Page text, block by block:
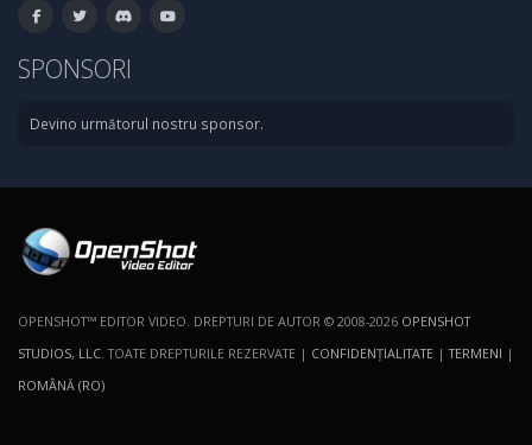
SPONSORI
Devino următorul nostru sponsor.
OPENSHOT™ EDITOR VIDEO. DREPTURI DE AUTOR © 2008-2026 OPENSHOT
STUDIOS, LLC . TOATE DREPTURILE REZERVATE | CONFIDENŢIALITATE |TERMENI |
ROMÂNĂ (RO)